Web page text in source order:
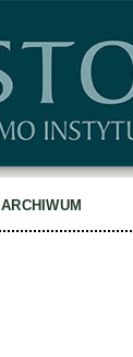
ARCHIWUM